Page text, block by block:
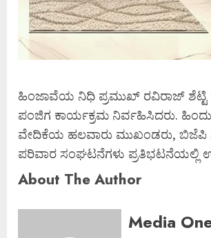
ಹಿಂಜಾವೆಯ ನಿಧಿ ಪ್ರಮುಖ್ ರವಿರಾಜ್
ಪಂಜಿಗ ಕಾರ್ಯಕ್ರಮ ನಿರ್ವಹಿಸಿದರು.
ವೇದಿಕೆಯ ಹಲವಾರು ಮುಖಂಡರು, ಬಿಜೆಪಿ
ಪರಿವಾರ ಸಂಘಟನೆಗಳು ಪ್ರತಿಭಟನೆಯಲ್ಲಿ
About The Author
Media